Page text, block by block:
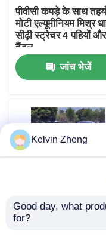
हमारे बारे में
कारखाने का दौरा
गुणवत्ता नियंत्रण
हमसे संपर्क करें
समाचार
पीवीसी कपड़े के साथ
मोटी एल्यूमीनियम मिश्र
सीढ़ी स्ट्रेचर 4 पहियों
हैंडल
जांच भेजें
चार पहिया एल्यूमीनियम
Kelvin Zheng
Good day, what
for?